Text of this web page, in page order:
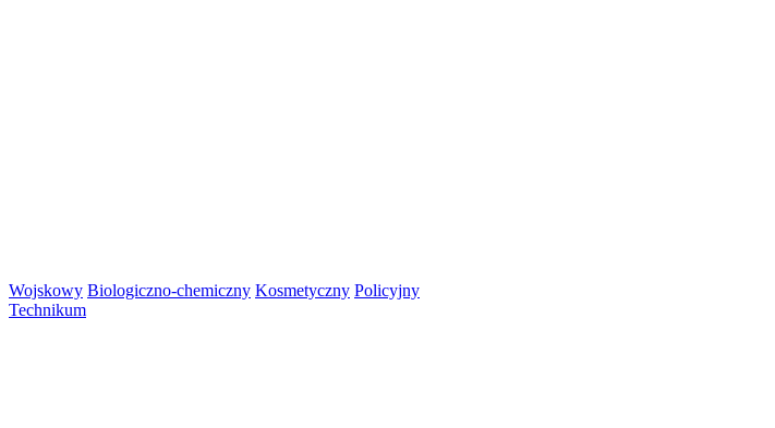
Wojskowy Biologiczno-chemiczny Kosmetyczny Policyjny
Technikum